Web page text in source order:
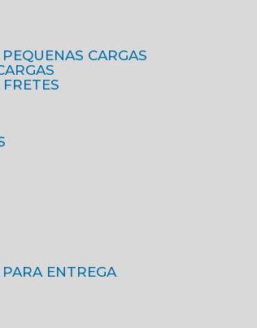
CARGAS
FRETES
PARA ENTREGA